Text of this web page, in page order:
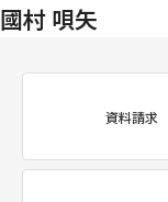
國村 唄矢
資料請求